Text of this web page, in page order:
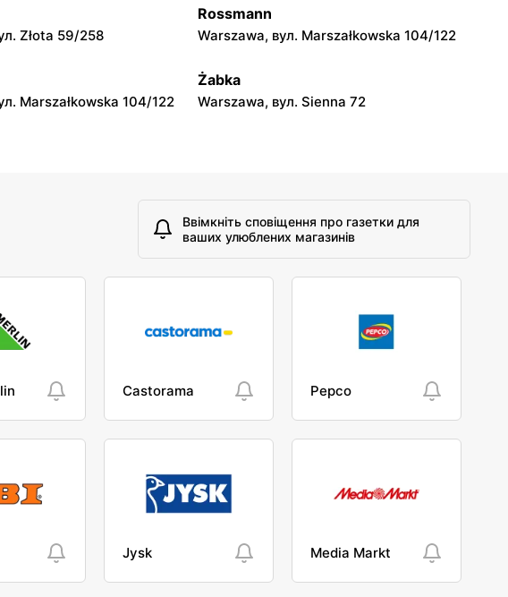
Niebylec 139
moje sklepy
Opole, вул. Grudzicka 45
Złota 59/258
Rossmann
Warszawa, вул. Marszałkowska 104/122
Marszałkowska 104/122
Żabka
Warszawa, вул. Sienna 72
Ввімкніть сповіщення про газетки для
ваших улюблених магазинів
Castorama Pepco
Jysk Media Markt